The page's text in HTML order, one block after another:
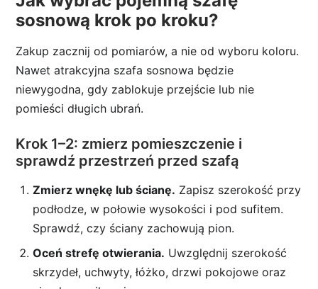
sosnową krok po kroku?
Zakup zacznij od pomiarów, a nie od wyboru koloru.
Nawet atrakcyjna szafa sosnowa będzie
niewygodna, gdy zablokuje przejście lub nie
pomieści długich ubrań.
Krok 1–2: zmierz pomieszczenie i
sprawdź przestrzeń przed szafą
Zmierz wnękę lub ścianę. Zapisz szerokość przy
podłodze, w połowie wysokości i pod sufitem.
Sprawdź, czy ściany zachowują pion.
Oceń strefę otwierania. Uwzględnij szerokość
skrzydeł, uchwyty, łóżko, drzwi pokojowe oraz